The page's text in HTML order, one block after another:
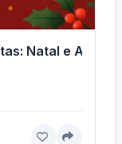
Natal e Ano